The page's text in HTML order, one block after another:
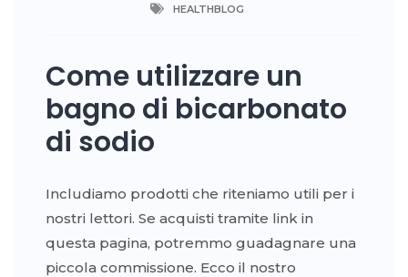
HEALTHBLOG
Come utilizzare un
bagno di bicarbonato
di sodio
Includiamo prodotti che riteniamo utili per i
nostri lettori. Se acquisti tramite link in
questa pagina, potremmo guadagnare una
piccola commissione. Ecco il nostro